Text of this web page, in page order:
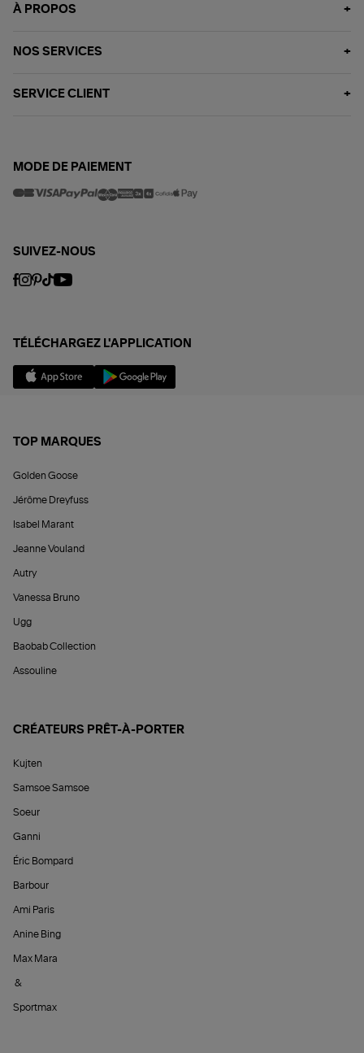
À PROPOS
NOS SERVICES
SERVICE CLIENT
MODE DE PAIEMENT
SUIVEZ-NOUS
TÉLÉCHARGEZ L'APPLICATION
TOP MARQUES
Golden Goose
Jérôme Dreyfuss
Isabel Marant
Jeanne Vouland
Autry
Vanessa Bruno
Ugg
Baobab Collection
Assouline
CRÉATEURS PRÊT-À-PORTER
Kujten
Samsoe Samsoe
Soeur
Ganni
Éric Bompard
Barbour
Ami Paris
Anine Bing
Max Mara
&
Sportmax